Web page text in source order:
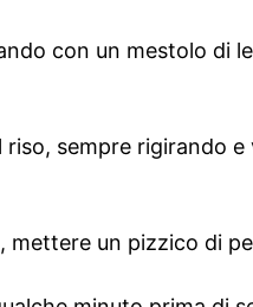
con un mestolo di
sempre rigirando
mettere un pizzico di